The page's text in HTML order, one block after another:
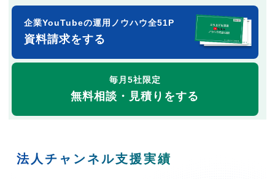
企業YouTubeの運用ノウハウ全51P
資料請求をする
毎月5社限定
無料相談・見積りをする
法人チャンネル支援実績